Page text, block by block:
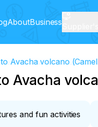
AboutBusiness
Avacha volcano
Avacha
and fun activities